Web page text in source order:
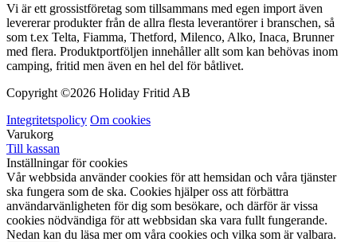
Vi är ett grossistföretag som tillsammans med egen import även
levererar produkter från de allra flesta leverantörer i branschen, så
som t.ex Telta, Fiamma, Thetford, Milenco, Alko, Inaca, Brunner
med flera. Produktportföljen innehåller allt som kan behövas inom
camping, fritid men även en hel del för båtlivet.
Copyright ©2026 Holiday Fritid AB
Integritetspolicy Om cookies
Varukorg
Till kassan
Inställningar för cookies
Vår webbsida använder cookies för att hemsidan och våra tjänster
ska fungera som de ska. Cookies hjälper oss att förbättra
användarvänligheten för dig som besökare, och därför är vissa
cookies nödvändiga för att webbsidan ska vara fullt fungerande.
Nedan kan du läsa mer om våra cookies och vilka som är valbara.